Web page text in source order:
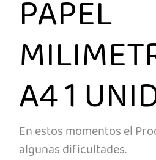
PAPEL
A4 1
En estos momentos el
algunas dificultades.